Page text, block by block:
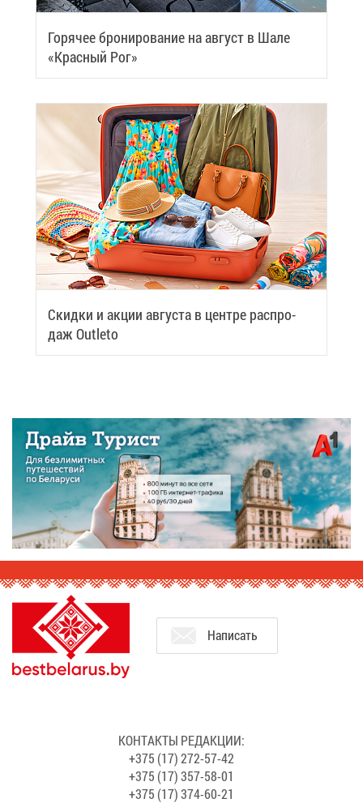
Го­ря­чее бро­ни­ро­ва­ние на ав­густ в Ша­ле
«Крас­ный Рог»
Скид­ки и ак­ции ав­гу­ста в цен­тре рас­про­
даж Outleto
На­пи­сать
КОН­ТАК­ТЫ РЕ­ДАК­ЦИИ:
+375 (17) 272-57-42
+375 (17) 357-58-01
+375 (17) 374-60-21